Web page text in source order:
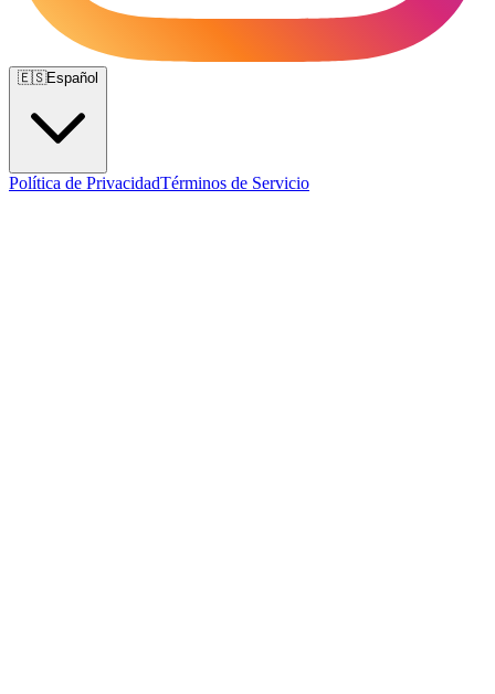
🇪🇸Español
Política de PrivacidadTérminos de Servicio